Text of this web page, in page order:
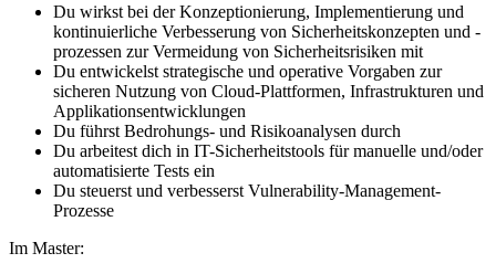
Du wirkst bei der Konzeptionierung, Implementierung und
kontinuierliche Verbesserung von Sicherheitskonzepten und -
prozessen zur Vermeidung von Sicherheitsrisiken mit
Du entwickelst strategische und operative Vorgaben zur
sicheren Nutzung von Cloud-Plattformen, Infrastrukturen und
Applikationsentwicklungen
Du führst Bedrohungs- und Risikoanalysen durch
Du arbeitest dich in IT-Sicherheitstools für manuelle und/oder
automatisierte Tests ein
Du steuerst und verbesserst Vulnerability-Management-
Prozesse
Im Master: